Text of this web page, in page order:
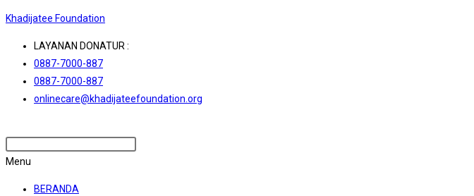
Khadijatee Foundation
LAYANAN DONATUR :
0887-7000-887
0887-7000-887
onlinecare@khadijateefoundation.org
Menu
BERANDA